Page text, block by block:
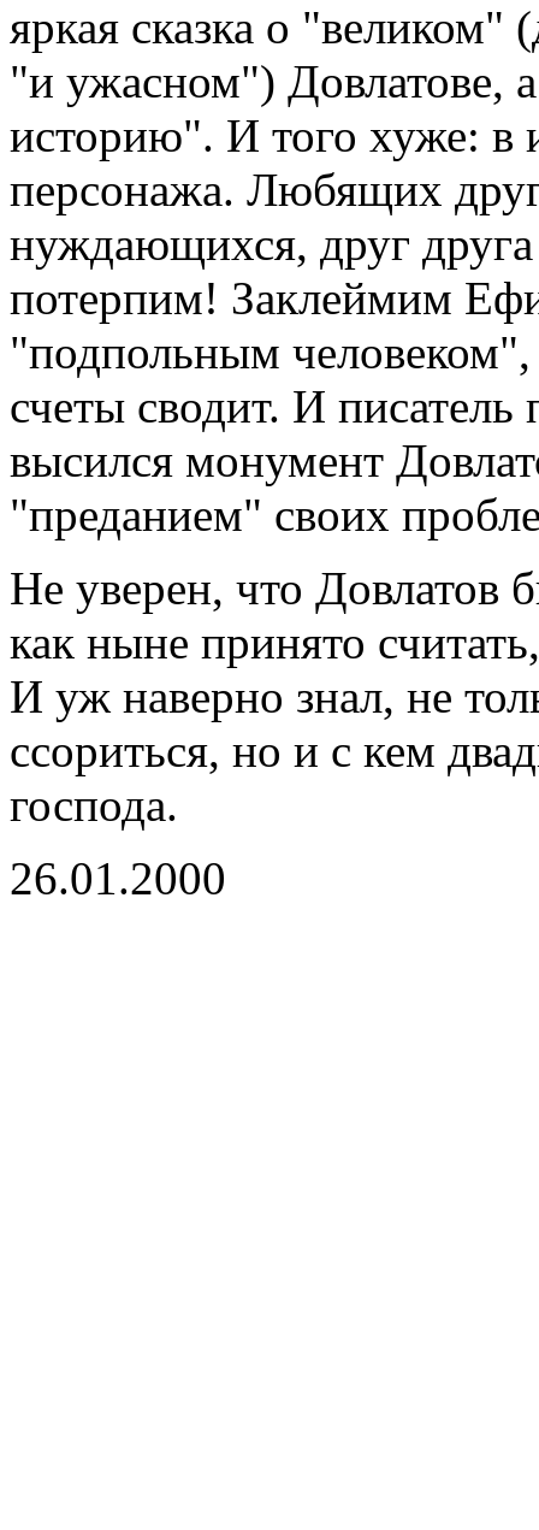
яркая сказка о
"и ужасном") Довлатове,
историю". И того хуже: в
персонажа. Любящих
нуждающихся, друг
потерпим! Заклеймим
"подпольным
счеты сводит. И
высился монумент
"преданием" своих
Не уверен, что Довлатов
как ныне принято
И уж наверно знал, не
ссориться, но и с кем
господа.
26.01.2000